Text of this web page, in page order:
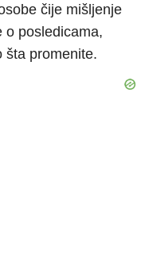
čije mišljenje
o posledicama,
šta promenite.